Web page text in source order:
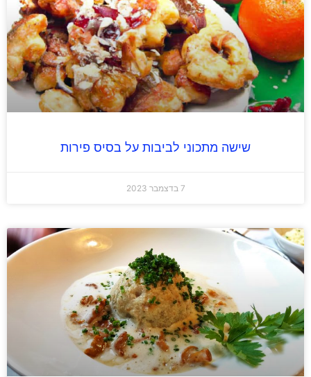
שישה מתכוני לביבות על בסיס פירות